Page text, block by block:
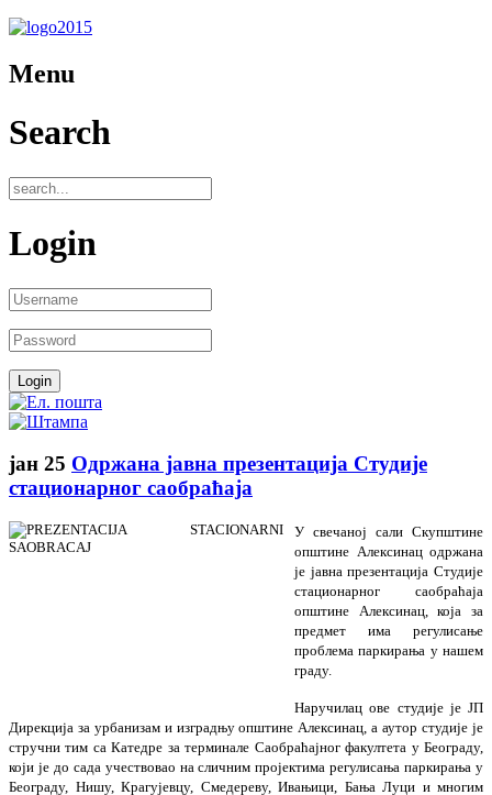
Menu
Search
Login
јан 25 Одржана јавна презентација Студије
стационарног саобраћаја
У свечаној сали Скупштине
општине Алексинац одржана
је јавна презентација Студије
стационарног саобраћаја
општине Алексинац, која за
предмет има регулисање
проблема паркирања у нашем
граду.
Наручилац ове студије је ЈП
Дирекција за урбанизам и изградњу општине Алексинац, а аутор студије је
стручни тим са Катедре за терминале Саобраћајног факултета у Београду,
који је до сада учествовао на сличним пројектима регулисања паркирања у
Београду, Нишу, Крагујевцу, Смедереву, Ивањици, Бања Луци и многим